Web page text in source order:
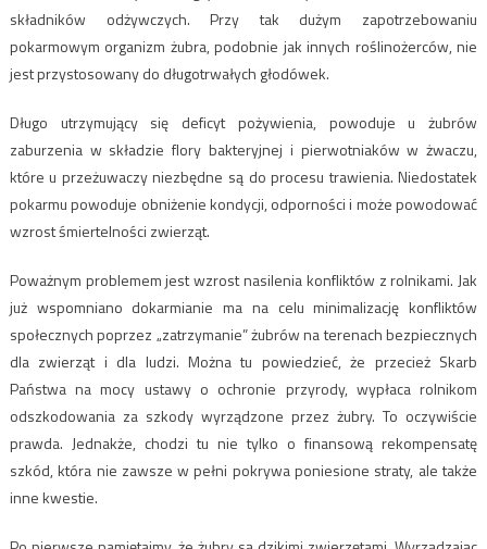
składników odżywczych. Przy tak dużym zapotrzebowaniu
pokarmowym organizm żubra, podobnie jak innych roślinożerców, nie
jest przystosowany do długotrwałych głodówek.
Długo utrzymujący się deficyt pożywienia, powoduje u żubrów
zaburzenia w składzie flory bakteryjnej i pierwotniaków w żwaczu,
które u przeżuwaczy niezbędne są do procesu trawienia. Niedostatek
pokarmu powoduje obniżenie kondycji, odporności i może powodować
wzrost śmiertelności zwierząt.
Poważnym problemem jest wzrost nasilenia konfliktów z rolnikami. Jak
już wspomniano dokarmianie ma na celu minimalizację konfliktów
społecznych poprzez „zatrzymanie” żubrów na terenach bezpiecznych
dla zwierząt i dla ludzi. Można tu powiedzieć, że przecież Skarb
Państwa na mocy ustawy o ochronie przyrody, wypłaca rolnikom
odszkodowania za szkody wyrządzone przez żubry. To oczywiście
prawda. Jednakże, chodzi tu nie tylko o finansową rekompensatę
szkód, która nie zawsze w pełni pokrywa poniesione straty, ale także
inne kwestie.